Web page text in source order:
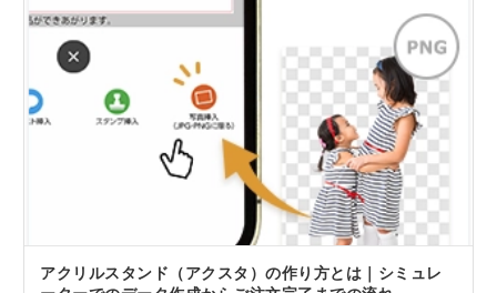
アクリルスタンド（アクスタ）の作り方とは｜シミュレ